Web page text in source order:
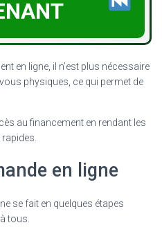
en ligne, il n’est plus nécessaire
physiques, ce qui permet de
au financement en rendant les
en ligne
se fait en quelques étapes
tous.